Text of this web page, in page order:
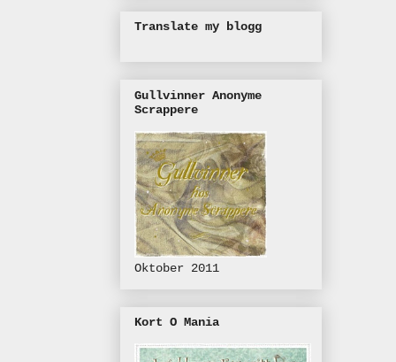
Translate my blogg
Gullvinner Anonyme
Scrappere
Oktober 2011
Kort O Mania